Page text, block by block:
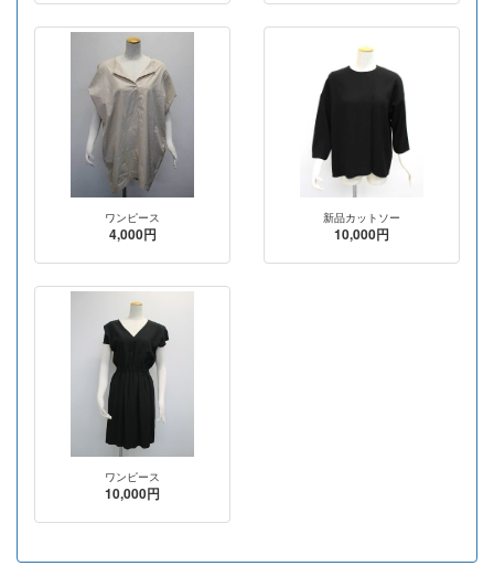
ワンピース
4,000円
新品カットソー
10,000円
ワンピース
10,000円